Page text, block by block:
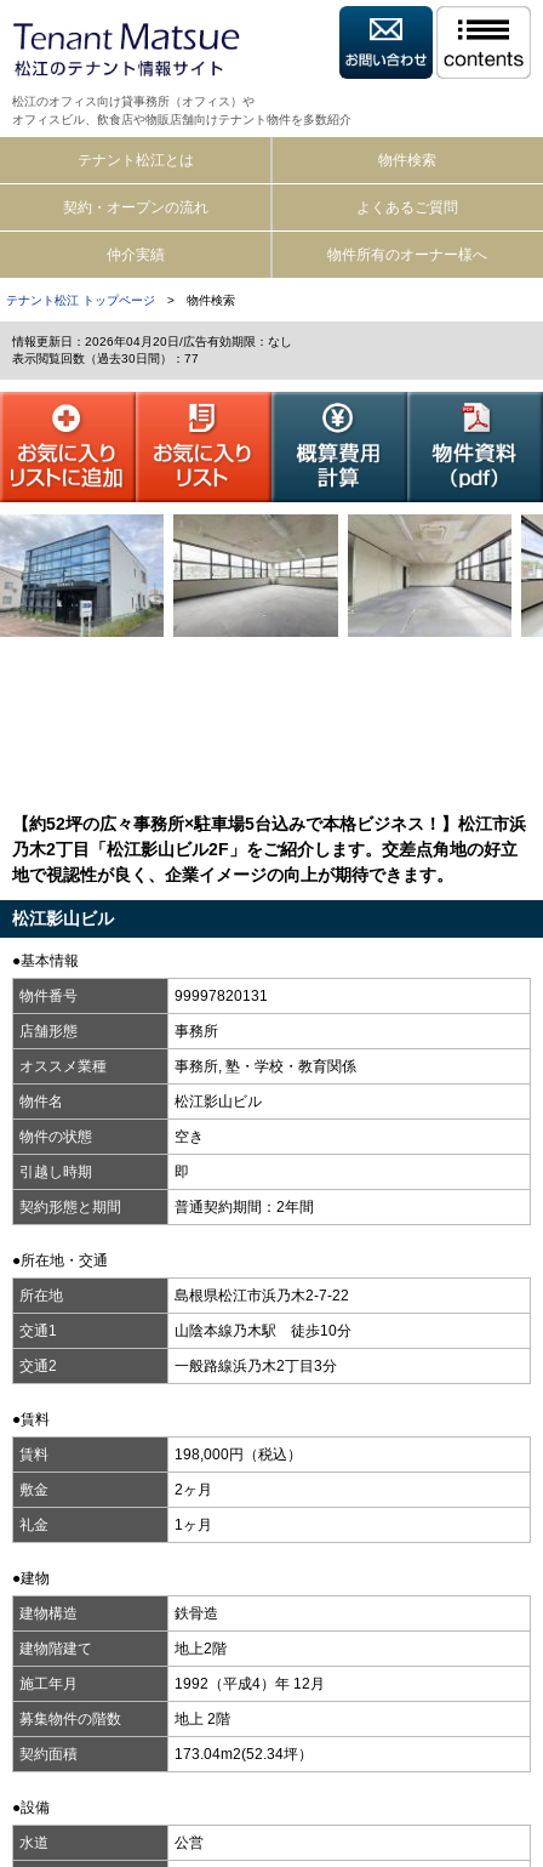
松江のオフィス向け貸事務所（オフィス）や
オフィスビル、飲食店や物販店舗向けテナント物件を多数紹介
テナント松江とは 物件検索
契約・オープンの流れ よくあるご質問
仲介実績 物件所有のオーナー様へ
テナント松江 トップページ > 物件検索
情報更新日：2026年04月20日/広告有効期限：なし
表示閲覧回数（過去30日間）：77
【約52坪の広々事務所×駐車場5台込みで本格ビジネス！】松江市浜
乃木2丁目「松江影山ビル2F」をご紹介します。交差点角地の好立
地で視認性が良く、企業イメージの向上が期待できます。
松江影山ビル
●基本情報
物件番号 99997820131
店舗形態 事務所
オススメ業種 事務所, 塾・学校・教育関係
物件名 松江影山ビル
物件の状態 空き
引越し時期 即
契約形態と期間 普通契約期間：2年間
●所在地・交通
所在地 島根県松江市浜乃木2-7-22
交通1 山陰本線乃木駅 徒歩10分
交通2 一般路線浜乃木2丁目3分
●賃料
賃料 198,000円（税込）
敷金 2ヶ月
礼金 1ヶ月
●建物
建物構造 鉄骨造
建物階建て 地上2階
施工年月 1992（平成4）年 12月
募集物件の階数 地上 2階
契約面積 173.04m2(52.34坪）
●設備
水道 公営